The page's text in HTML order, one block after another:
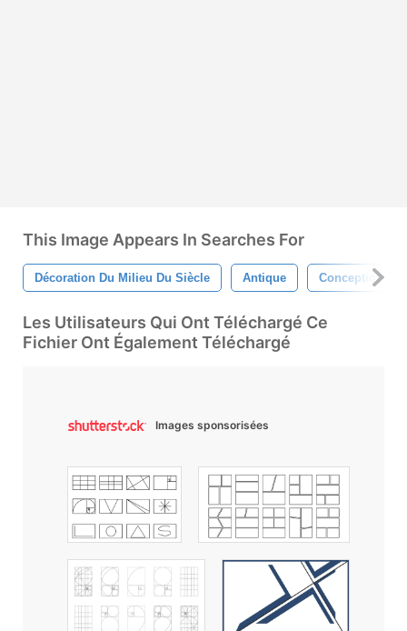
This Image Appears In Searches For
Décoration Du Milieu Du Siècle Antique Conception
Les Utilisateurs Qui Ont Téléchargé Ce
Fichier Ont Également Téléchargé
Images sponsorisées